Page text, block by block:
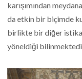
karışımından
da etkin bir biçimde
birlikte bir diğer
yöneldiği